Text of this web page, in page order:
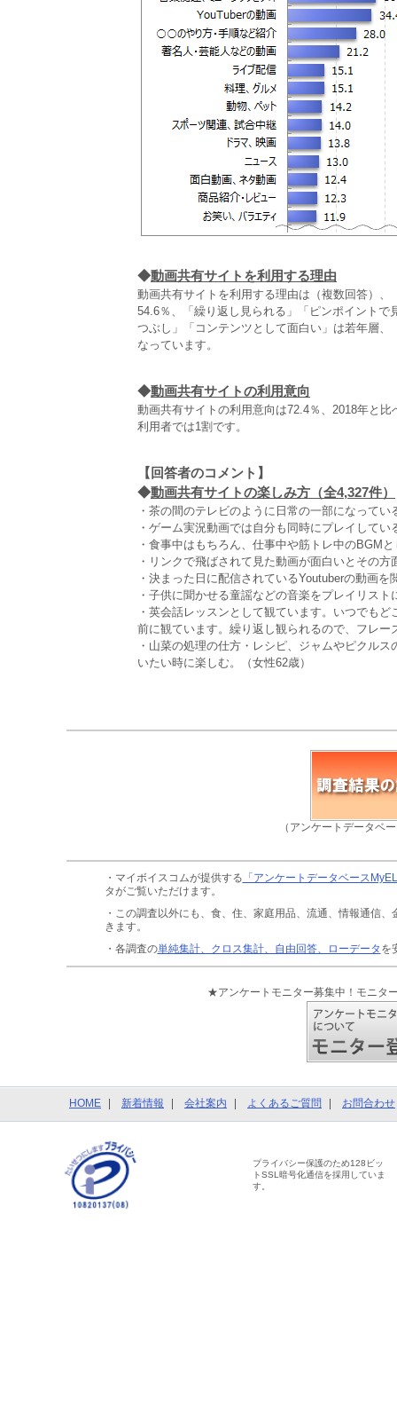
◆動画共有サイトを利用する理由
動画共有サイトを利用する理由は（複数回答）
54.6％、「繰り返し見られる」「ピンポイント
つぶし」「コンテンツとして面白い」は若年層
なっています。
◆動画共有サイトの利用意向
動画共有サイトの利用意向は72.4％、2018年と
利用者では1割です。
【回答者のコメント】
◆動画共有サイトの楽しみ方（全4,327件）
・茶の間のテレビのように日常の一部になってい
・ゲーム実況動画では自分も同時にプレイして
・食事中はもちろん、仕事中や筋トレ中のBGM
・リンクで飛ばされて見た動画が面白いとその
・決まった日に配信されているYoutuberの動画
・子供に聞かせる童謡などの音楽をプレイリス
・英会話レッスンとして観ています。いつでも
前に観ています。繰り返し観られるので、フレ
・山菜の処理の仕方・レシピ、ジャムやピクル
いたい時に楽しむ。（女性62歳）
（アンケートデータベ
・マイボイスコムが提供する 「アンケートデータベース
タがご覧いただけます。
・この調査以外にも、食、住、家庭用品、流通、情報通信、
きます。
・各調査の単純集計、クロス集計、自由回答、ローデータ を
★アンケートモニター募集中！モニタ
HOME 新着情報 会社案内 よくあるご質問 お問合わせ
プライバシー保護のため128ビッ
トSSL暗号化通信を採用していま
す。